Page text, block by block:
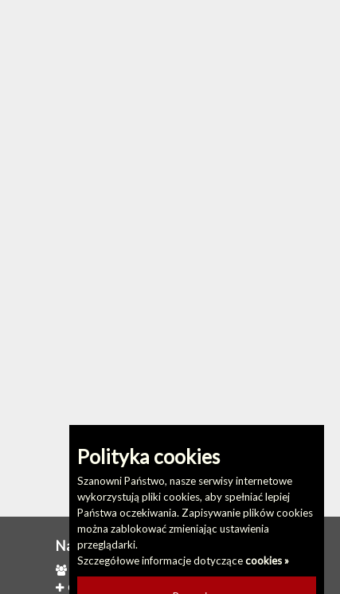
Polityka cookies
Szanowni Państwo, nasze serwisy internetowe
wykorzystują pliki cookies, aby spełniać lepiej
Państwa oczekiwania. Zapisywanie plików cookies
można zablokować zmieniając ustawienia
przeglądarki.
Szczegółowe informacje dotyczącecookies »
Na skróty
Redakcja biuletynu
Ostatnio dodane